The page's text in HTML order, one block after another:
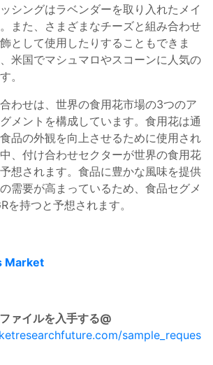
シングはラベンダーを取り入れたメイ
また、さまざまなチーズと組み合わせ
として使用したりすることもできま
米国でマシュマロやスコーンに人気の
。
わせは、世界の食用花市場の3つのア
メントを構成しています。食用花は通
品の外観を向上させるために使用され
、付け合わせセクターが世界の食用花
想されます。食品に豊かな風味を提供
需要が高まっているため、食品セグメ
を持つと予想されます。
ァイルを入手する@
sample_reques